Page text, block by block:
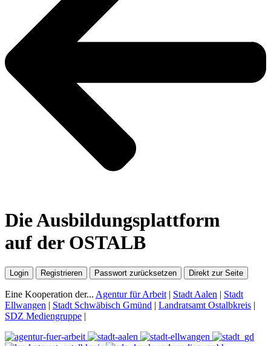
Die Ausbildungsplattform
auf der OSTALB
Login Registrieren Passwort zurücksetzen Direkt zur Seite
Eine Kooperation der... Agentur für Arbeit | Stadt Aalen | Stadt
Ellwangen | Stadt Schwäbisch Gmünd | Landratsamt Ostalbkreis |
SDZ Mediengruppe |